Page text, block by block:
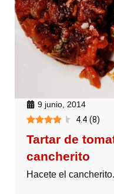
9 junio, 2014
4.4 (8)
Tartar de
cancherito
Hacete el cancherito.